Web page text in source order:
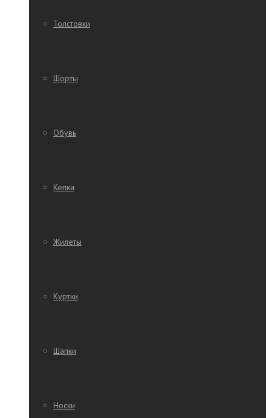
Толстовки
Шорты
Обувь
Кепки
Жилеты
Куртки
Шапки
Носки